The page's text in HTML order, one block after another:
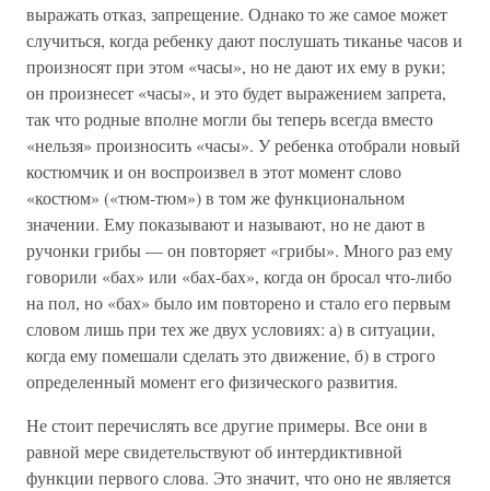
выражать отказ, запрещение. Однако то же самое может
случиться, когда ребенку дают послушать тиканье часов и
произносят при этом «часы», но не дают их ему в руки;
он произнесет «часы», и это будет выражением запрета,
так что родные вполне могли бы теперь всегда вместо
«нельзя» произносить «часы». У ребенка отобрали новый
костюмчик и он воспроизвел в этот момент слово
«костюм» («тюм-тюм») в том же функциональном
значении. Ему показывают и называют, но не дают в
ручонки грибы — он повторяет «грибы». Много раз ему
говорили «бах» или «бах-бах», когда он бросал что-либо
на пол, но «бах» было им повторено и стало его первым
словом лишь при тех же двух условиях: а) в ситуации,
когда ему помешали сделать это движение, б) в строго
определенный момент его физического развития.
Не стоит перечислять все другие примеры. Все они в
равной мере свидетельствуют об интердиктивной
функции первого слова. Это значит, что оно не является